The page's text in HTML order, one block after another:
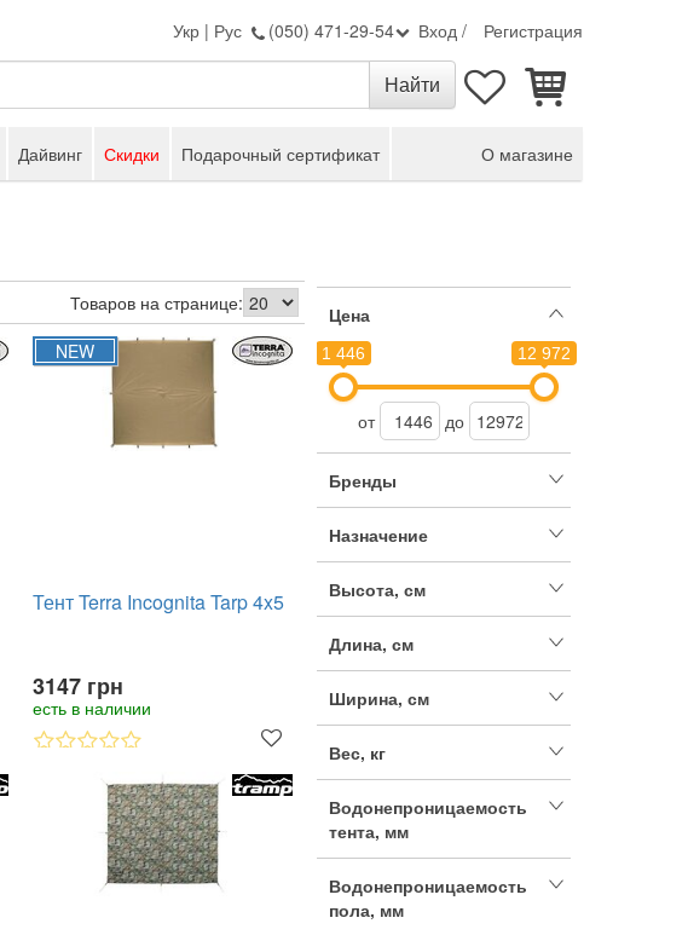
Укр | Рус (050) 471-29-54 Вход / Регистрация
Дайвинг Скидки Подарочный сертификат О магазине
Товаров на странице:
NEW
Тент Terra Incognita Tarp 4x5
3147 грн
есть в наличии
Цена
1 446 12 972
от до
Бренды
Назначение
Высота, см
Длина, см
Ширина, см
Вес, кг
Водонепроницаемость
тента, мм
Водонепроницаемость
пола, мм